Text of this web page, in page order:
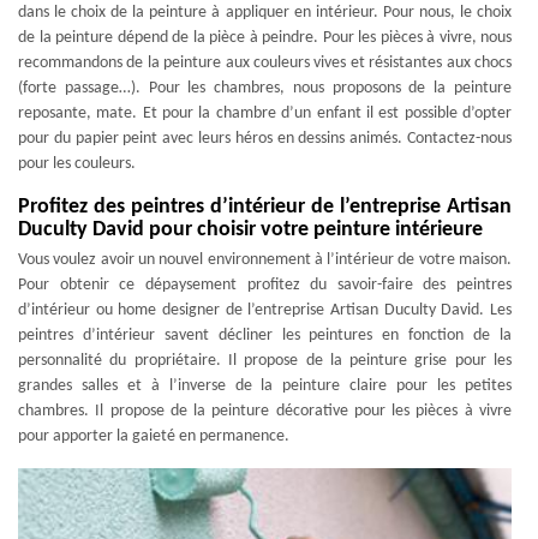
dans le choix de la peinture à appliquer en intérieur. Pour nous, le choix
de la peinture dépend de la pièce à peindre. Pour les pièces à vivre, nous
recommandons de la peinture aux couleurs vives et résistantes aux chocs
(forte passage…). Pour les chambres, nous proposons de la peinture
reposante, mate. Et pour la chambre d’un enfant il est possible d’opter
pour du papier peint avec leurs héros en dessins animés. Contactez-nous
pour les couleurs.
Profitez des peintres d’intérieur de l’entreprise Artisan
Duculty David pour choisir votre peinture intérieure
Vous voulez avoir un nouvel environnement à l’intérieur de votre maison.
Pour obtenir ce dépaysement profitez du savoir-faire des peintres
d’intérieur ou home designer de l’entreprise Artisan Duculty David. Les
peintres d’intérieur savent décliner les peintures en fonction de la
personnalité du propriétaire. Il propose de la peinture grise pour les
grandes salles et à l’inverse de la peinture claire pour les petites
chambres. Il propose de la peinture décorative pour les pièces à vivre
pour apporter la gaieté en permanence.